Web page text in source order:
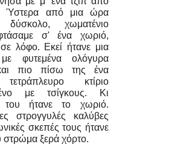
Ύστερα από μια ώρα
δύσκολο, χωματένιο
σ' ένα χωριό,
σε λόφο. Εκεί ήτανε μια
με φυτεμένα ολόγυρα
πιο πίσω της ένα
κτίριο
με τσίγκους. Κι
του ήτανε το χωριό.
στρογγυλές καλύβες
σκεπές τους ήτανε
ξερά χόρτο.